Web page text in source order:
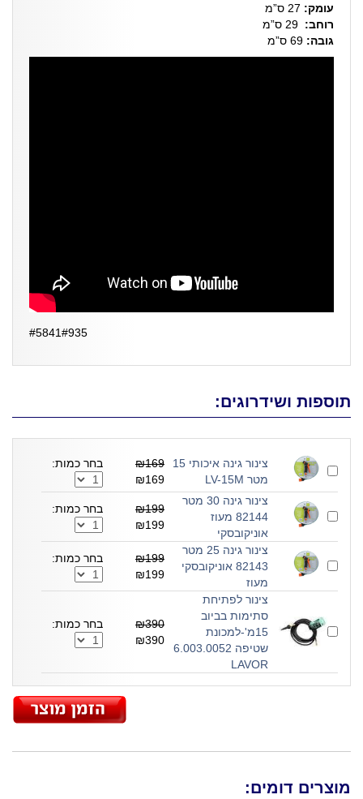
עומק:
רוחב:
גובה:
#5841#935
תוספות ושידרוגים:
צינור גינה איכותי 15
מטר LV-15M
₪169
בחר כמות:
צינור גינה 30 מטר
82144 מעוז
אוניקובסקי
₪199
בחר כמות:
צינור גינה 25 מטר
82143 אוניקובסקי
מעוז
₪199
בחר כמות:
צינור לפתיחת
סתימות בביוב
15מ'-למכונת
שטיפה 6.003.0052
LAVOR
₪390
בחר כמות:
מוצרים דומים: